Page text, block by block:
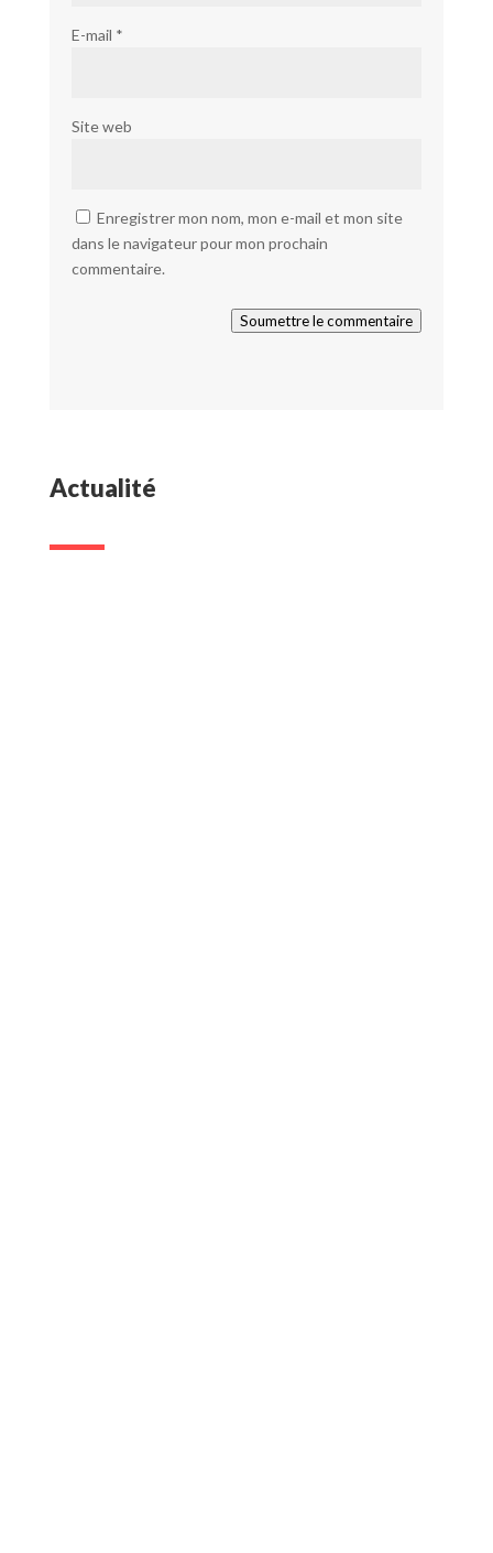
E-mail *
Site web
Enregistrer mon nom, mon e-mail et mon site
dans le navigateur pour mon prochain
commentaire.
Soumettre le commentaire
Actualité